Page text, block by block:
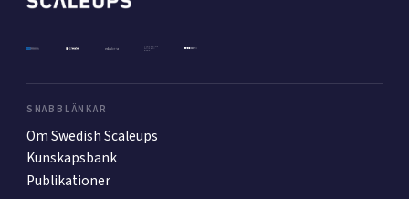
Mer
Så finansieras Swedish Scaleups
SNABBLÄNKAR
Om Swedish Scaleups
Kunskapsbank
Publikationer